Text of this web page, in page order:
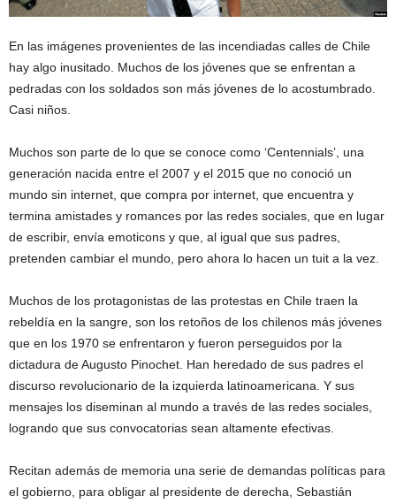
En las imágenes provenientes de las incendiadas calles de Chile
hay algo inusitado. Muchos de los jóvenes que se enfrentan a
pedradas con los soldados son más jóvenes de lo acostumbrado.
Casi niños.
Muchos son parte de lo que se conoce como ‘Centennials’, una
generación nacida entre el 2007 y el 2015 que no conoció un
mundo sin internet, que compra por internet, que encuentra y
termina amistades y romances por las redes sociales, que en lugar
de escribir, envía emoticons y que, al igual que sus padres,
pretenden cambiar el mundo, pero ahora lo hacen un tuit a la vez.
Muchos de los protagonistas de las protestas en Chile traen la
rebeldía en la sangre, son los retoños de los chilenos más jóvenes
que en los 1970 se enfrentaron y fueron perseguidos por la
dictadura de Augusto Pinochet. Han heredado de sus padres el
discurso revolucionario de la izquierda latinoamericana. Y sus
mensajes los diseminan al mundo a través de las redes sociales,
logrando que sus convocatorias sean altamente efectivas.
Recitan además de memoria una serie de demandas políticas para
el gobierno, para obligar al presidente de derecha, Sebastián